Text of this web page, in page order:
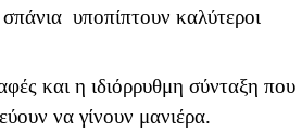
σπάνια υποπίπτουν καλύτεροι
και η ιδιόρρυθμη σύνταξη που
να γίνουν μανιέρα.